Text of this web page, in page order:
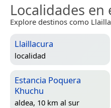
Localidades en
Explore destinos como
Llaillacura
localidad
Estancia Poquera
Khuchu
aldea, 10 km al sur